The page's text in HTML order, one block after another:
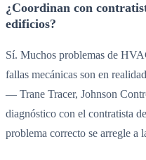
¿Coordinan con
edificios?
Sí. Muchos problemas de
fallas mecánicas son en
— Trane Tracer, Johnson
diagnóstico con el contratista
problema correcto se arregle a